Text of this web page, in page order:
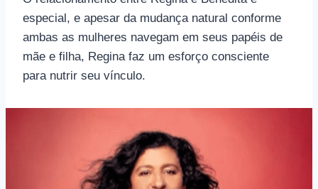
especial, e apesar da mudança natural conforme
ambas as mulheres navegam em seus papéis de
mãe e filha, Regina faz um esforço consciente
para nutrir seu vínculo.